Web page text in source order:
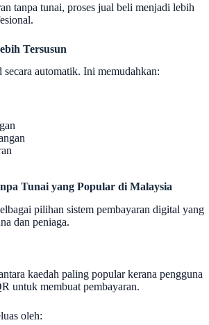
tanpa tunai, proses jual beli menjadi lebih
Tersusun
secara automatik. Ini memudahkan:
Tunai yang Popular di Malaysia
pilihan sistem pembayaran digital yang
dan peniaga.
kaedah paling popular kerana pengguna
untuk membuat pembayaran.
oleh: